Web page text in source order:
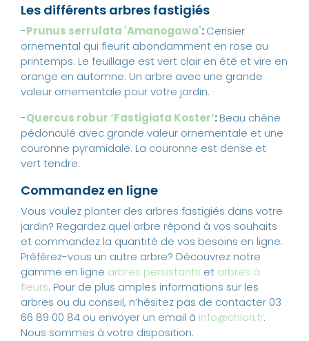
Les différents arbres fastigiés
-Prunus serrulata 'Amanogawa':Cerisier
ornemental qui fleurit abondamment en rose au
printemps. Le feuillage est vert clair en été et vire en
orange en automne. Un arbre avec une grande
valeur ornementale pour votre jardin.
-Quercus robur ‘Fastigiata Koster’:Beau chêne
pédonculé avec grande valeur ornementale et une
couronne pyramidale. La couronne est dense et
vert tendre.
Commandez en ligne
Vous voulez planter des arbres fastigiés dans votre
jardin? Regardez quel arbre répond à vos souhaits
et commandez la quantité de vos besoins en ligne.
Préférez-vous un autre arbre? Découvrez notre
gamme en ligne arbres persistants et arbres à
fleurs. Pour de plus amples informations sur les
arbres ou du conseil, n’hésitez pas de contacter 03
66 89 00 84 ou envoyer un email à info@chlori.fr.
Nous sommes à votre disposition.